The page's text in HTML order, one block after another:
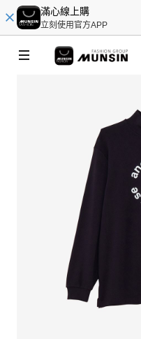
滿心線上購
立刻使用官方APP